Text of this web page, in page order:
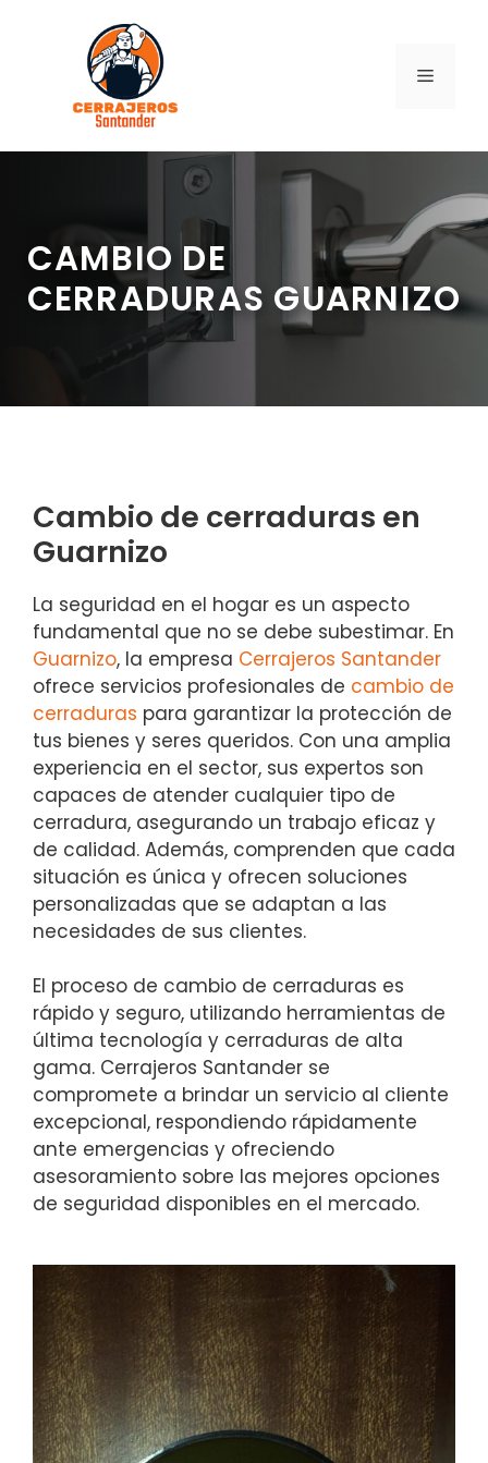
contenido
MENÚ
CAMBIO DE
CERRADURAS GUARNIZO
Cambio de cerraduras en
Guarnizo
La seguridad en el hogar es un aspecto
fundamental que no se debe subestimar. En
Guarnizo, la empresa Cerrajeros Santander
ofrece servicios profesionales de cambio de
cerraduras para garantizar la protección de
tus bienes y seres queridos. Con una amplia
experiencia en el sector, sus expertos son
capaces de atender cualquier tipo de
cerradura, asegurando un trabajo eficaz y
de calidad. Además, comprenden que cada
situación es única y ofrecen soluciones
personalizadas que se adaptan a las
necesidades de sus clientes.
El proceso de cambio de cerraduras es
rápido y seguro, utilizando herramientas de
última tecnología y cerraduras de alta
gama. Cerrajeros Santander se
compromete a brindar un servicio al cliente
excepcional, respondiendo rápidamente
ante emergencias y ofreciendo
asesoramiento sobre las mejores opciones
de seguridad disponibles en el mercado.